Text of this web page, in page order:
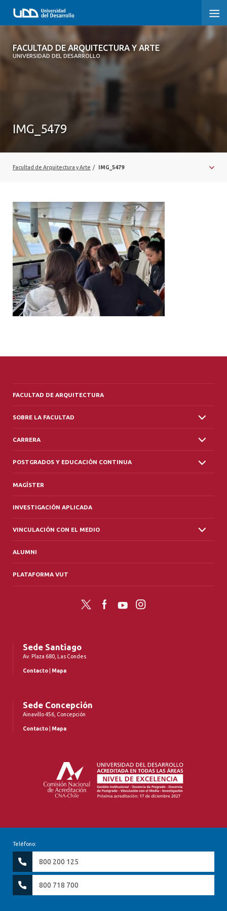
FACULTAD DE ARQUITECTURA Y ARTE
UNIVERSIDAD DEL DESARROLLO
FACULTAD DE ARQUITECTURA Y ARTE
VINCULACIÓN CON EL MEDIO
ALUMNI
PLATAFORMA VUT
IMG_5479
Facultad de Arquitectura y Arte / IMG_5479
FACULTAD DE ARQUITECTURA
SOBRE LA FACULTAD
CARRERA
POSTGRADOS Y EDUCACIÓN CONTINUA
MAGÍSTER
INVESTIGACIÓN APLICADA
VINCULACIÓN CON EL MEDIO
ALUMNI
PLATAFORMA VUT
Twitter FacebookYouTubeInstagram
Sede Santiago
Av. Plaza 680, Las Condes
Contacto Mapa
Sede Concepción
Ainavillo 456, Concepción
Contacto Mapa
Teléfono:
800 200 125
800 718 700